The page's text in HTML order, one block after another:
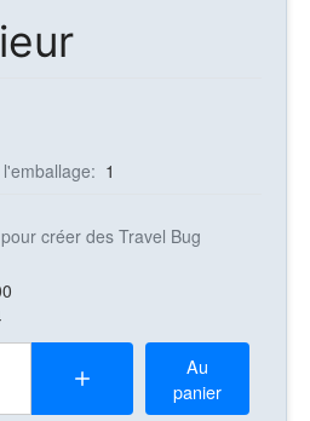
1
créer des Travel Bug
Au
panier